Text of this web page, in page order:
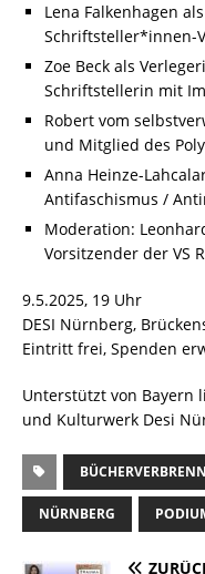
Lena Falkenhagen
Schriftsteller*innen-
Zoe Beck als
Schriftstellerin mit
Robert vom
und Mitglied des
Anna Heinze-
Antifaschismus /
Moderation:
Vorsitzender der VS
9.5.2025, 19 Uhr
DESI Nürnberg,
Eintritt frei, Spenden
Unterstützt von Bayern
und Kulturwerk Desi
NÜRNBERG